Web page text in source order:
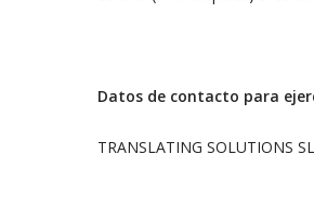
Datos de contacto para
TRANSLATING SOLUTIONS